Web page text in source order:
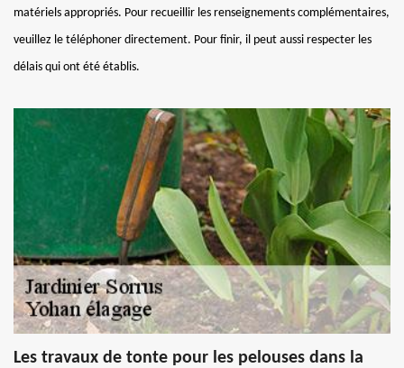
matériels appropriés. Pour recueillir les renseignements complémentaires,
veuillez le téléphoner directement. Pour finir, il peut aussi respecter les
délais qui ont été établis.
Les travaux de tonte pour les pelouses dans la